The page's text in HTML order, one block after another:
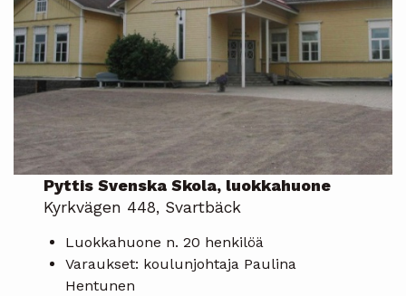
Pyttis Svenska Skola, luokkahuone
Kyrkvägen 448, Svartbäck
Luokkahuone n. 20 henkilöä
Varaukset: koulunjohtaja Paulina
Hentunen